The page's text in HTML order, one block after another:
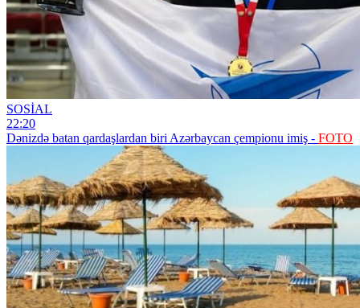
SOSİAL
22:20
Dənizdə batan qardaşlardan biri Azərbaycan çempionu imiş - FOTO